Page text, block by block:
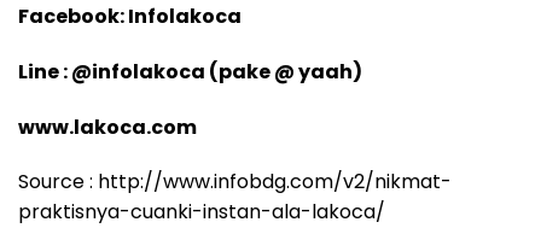
Facebook: Infolakoca
Line : @infolakoca (pake @ yaah)
www.lakoca.com
Source : http://www.infobdg.com/v2/nikmat-
praktisnya-cuanki-instan-ala-lakoca/